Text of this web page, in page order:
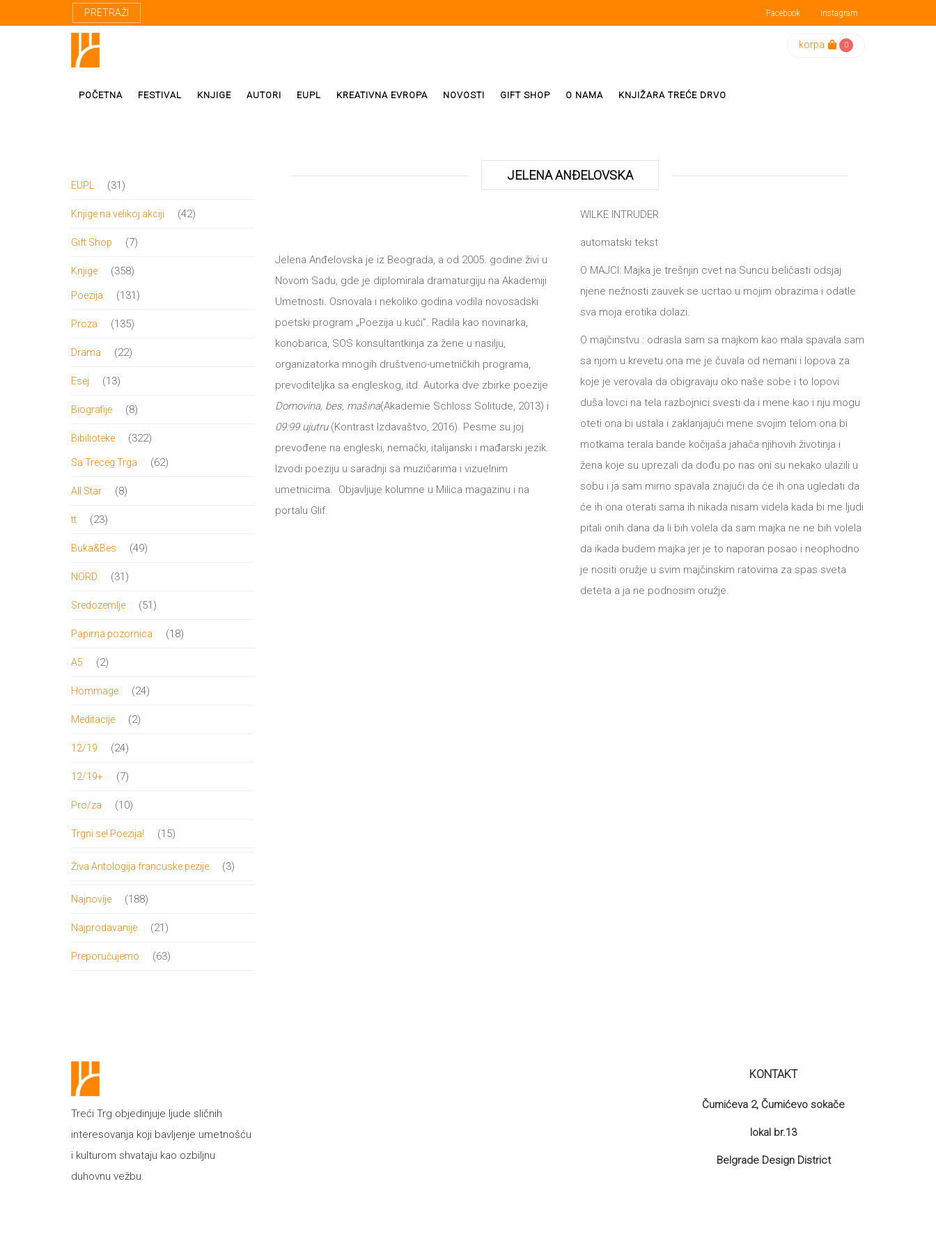
PRETRAŽI Facebook Instagram
korpa 0
POČETNA FESTIVAL KNJIGE AUTORI EUPL KREATIVNA EVROPA NOVOSTI GIFT SHOP O NAMA KNJIŽARA TREĆE DRVO
JELENA ANĐELOVSKA
Jelena Anđelovska je iz Beograda, a od 2005. godine živi u
Novom Sadu, gde je diplomirala dramaturgiju na Akademiji
Umetnosti. Osnovala i nekoliko godina vodila novosadski
poetski program „Poezija u kući”. Radila kao novinarka,
konobarica, SOS konsultantkinja za žene u nasilju,
organizatorka mnogih društveno-umetničkih programa,
prevoditeljka sa engleskog, itd. Autorka dve zbirke poezije
Domovina, bes, mašina(Akademie Schloss Solitude, 2013) i
09:99 ujutru(Kontrast Izdavaštvo, 2016). Pesme su joj
prevođene na engleski, nemački, italijanski i mađarski jezik.
Izvodi poeziju u saradnji sa muzičarima i vizuelnim
umetnicima. Objavljuje kolumne u Milica magazinu i na
portalu Glif.
WILKE INTRUDER
automatski tekst
O MAJCI: Majka je trešnjin cvet na Suncu beličasti odsjaj
njene nežnosti zauvek se ucrtao u mojim obrazima i odatle
sva moja erotika dolazi.
O majčinstvu : odrasla sam sa majkom kao mala spavala sam
sa njom u krevetu ona me je čuvala od nemani i lopova za
koje je verovala da obigravaju oko naše sobe i to lopovi
duša lovci na tela razbojnici svesti da i mene kao i nju mogu
oteti ona bi ustala i zaklanjajući mene svojim telom ona bi
motkama terala bande kočijaša jahača njihovih životinja i
žena koje su uprezali da dođu po nas oni su nekako ulazili u
sobu i ja sam mirno spavala znajući da će ih ona ugledati da
će ih ona oterati sama ih nikada nisam videla kada bi me ljudi
pitali onih dana da li bih volela da sam majka ne ne bih volela
da ikada budem majka jer je to naporan posao i neophodno
je nositi oružje u svim majčinskim ratovima za spas sveta
deteta a ja ne podnosim oružje.
EUPL 3131
Knjige na velikoj akciji 4242
Gift Shop 77
Knjige 358358
proizvoda
Poezija 131131
Proza 135135
Drama 2222
Esej 1313
Biografije 88
Bibilioteke 322322
proizvoda
Sa Treceg Trga 6262
All Star 88
tt 2323
Buka&Bes 4949
NORD 3131
Sredozemlje 5151
Papirna pozornica 1818
A5 22
Hommage 2424
Meditacije 22
12/19 2424
12/19+ 77
Pro/za 1010
Trgni se! Poezija! 1515
Živa Antologija francuske pezije 33
Najnovije 188188
Najprodavanije 2121
Preporučujemo 6363
Treći Trg objedinjuje ljude sličnih
interesovanja koji bavljenje umetnošću
i kulturom shvataju kao ozbiljnu
duhovnu vežbu.
KONTAKT
Čumićeva 2, Čumićevo sokače
lokal br.13
Belgrade Design District